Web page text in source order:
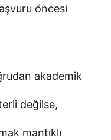
öncesi
akademik
değilse,
mantıklı